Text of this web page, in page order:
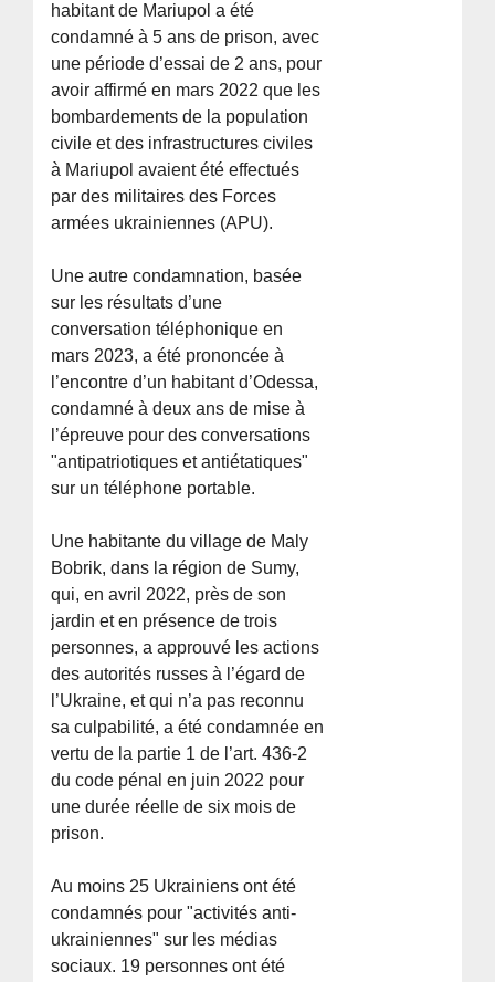
habitant de Mariupol a été
condamné à 5 ans de prison, avec
une période d’essai de 2 ans, pour
avoir affirmé en mars 2022 que les
bombardements de la population
civile et des infrastructures civiles
à Mariupol avaient été effectués
par des militaires des Forces
armées ukrainiennes (APU).
Une autre condamnation, basée
sur les résultats d’une
conversation téléphonique en
mars 2023, a été prononcée à
l’encontre d’un habitant d’Odessa,
condamné à deux ans de mise à
l’épreuve pour des conversations
"antipatriotiques et antiétatiques"
sur un téléphone portable.
Une habitante du village de Maly
Bobrik, dans la région de Sumy,
qui, en avril 2022, près de son
jardin et en présence de trois
personnes, a approuvé les actions
des autorités russes à l’égard de
l’Ukraine, et qui n’a pas reconnu
sa culpabilité, a été condamnée en
vertu de la partie 1 de l’art. 436-2
du code pénal en juin 2022 pour
une durée réelle de six mois de
prison.
Au moins 25 Ukrainiens ont été
condamnés pour "activités anti-
ukrainiennes" sur les médias
sociaux. 19 personnes ont été